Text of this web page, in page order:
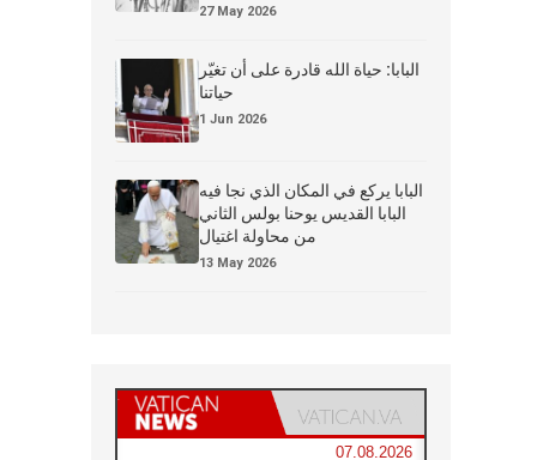
27 May 2026
البابا: حياة الله قادرة على أن تغيّر
حياتنا
1 Jun 2026
البابا يركع في المكان الذي نجا فيه
البابا القديس يوحنا بولس الثاني
من محاولة اغتيال
13 May 2026
07.08.2026